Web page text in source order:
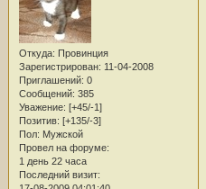
Откуда: Провинция
Зарегистрирован: 11-04-2008
Приглашений: 0
Сообщений: 385
Уважение: [+45/-1]
Позитив: [+135/-3]
Пол: Мужской
Провел на форуме:
1 день 22 часа
Последний визит: